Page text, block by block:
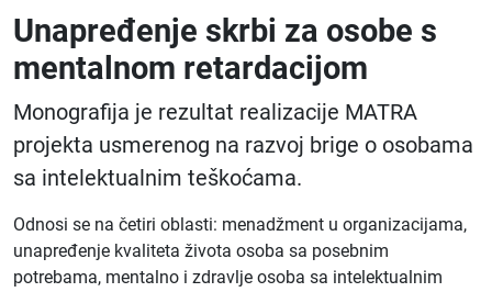
Unapređenje skrbi za osobe s
mentalnom retardacijom
Monografija je rezultat realizacije MATRA
projekta usmerenog na razvoj brige o osobama
sa intelektualnim teškoćama.
Odnosi se na četiri oblasti: menadžment u organizacijama,
unapređenje kvaliteta života osoba sa posebnim
potrebama, mentalno i zdravlje osoba sa intelektualnim